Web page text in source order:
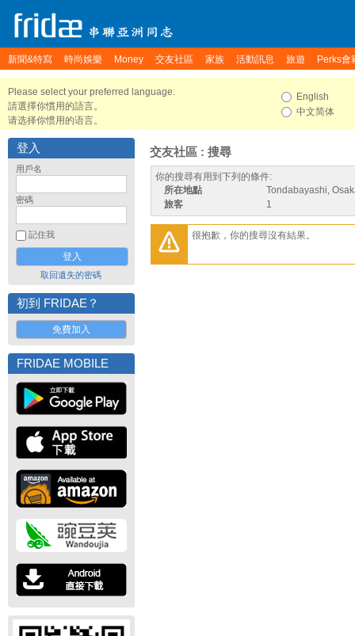
新聞&特寫 時尚娛樂 Money 交友社區 家族 活動訊息 旅遊 Perks會
Please select your preferred language.
請選擇你慣用的語言。
请选择你惯用的语言。
English
中文简体
登入
用戶名
密碼
記住我
取回遺失的密碼
初到 FRIDAE？
免費加入
FRIDAE MOBILE
交友社區 : 搜尋
你的搜尋有用到下列的條件:
所在地點
Tondabayashi,
旅客
1
很抱歉，你的搜尋沒有結果。